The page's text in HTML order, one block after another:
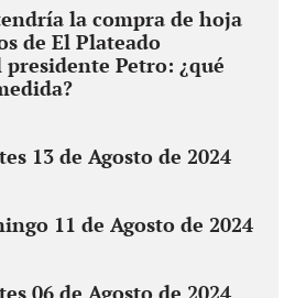
la compra de hoja
de El Plateado
Petro: ¿qué
13 de Agosto de 2024
11 de Agosto de 2024
06 de Agosto de 2024